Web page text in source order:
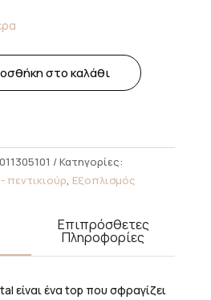
στο καλάθι
011305101
Κατηγορίες:
πεντικιούρ, Εξοπλισμός
Επιπρόσθετες
Πληροφορίες
είναι ένα top που σφραγίζει